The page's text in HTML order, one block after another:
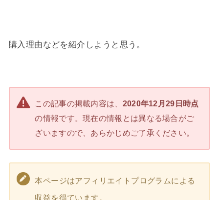
購入理由などを紹介しようと思う。
この記事の掲載内容は、 2020年12月29日時点
の情報です。現在の情報とは異なる場合がご
ざいますので、あらかじめご了承ください。
本ページはアフィリエイトプログラムによる
収益を得ています。